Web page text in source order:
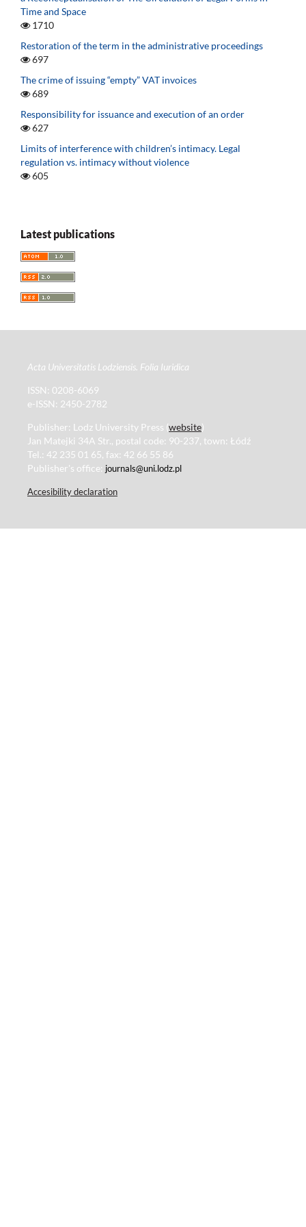
Time and Space
1710
Restoration of the term in the administrative proceedings
697
The crime of issuing “empty” VAT invoices
689
Responsibility for issuance and execution of an order
627
Limits of interference with children’s intimacy. Legal
regulation vs. intimacy without violence
605
Latest publications
Acta Universitatis Lodziensis. Folia Iuridica
ISSN: 0208-6069
e-ISSN: 2450-2782
Publisher: Lodz University Press (website)
Jan Matejki 34A Str., postal code: 90-237, town: Łódź
Tel.: 42 235 01 65, fax: 42 66 55 86
Publisher's office: journals@uni.lodz.pl
Accesibility declaration